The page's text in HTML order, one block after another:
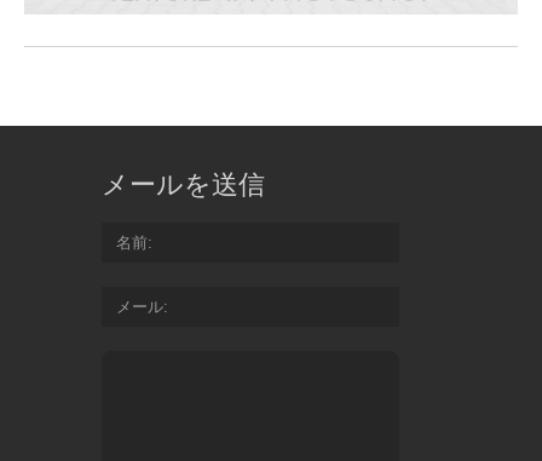
メールを送信
名前
メール